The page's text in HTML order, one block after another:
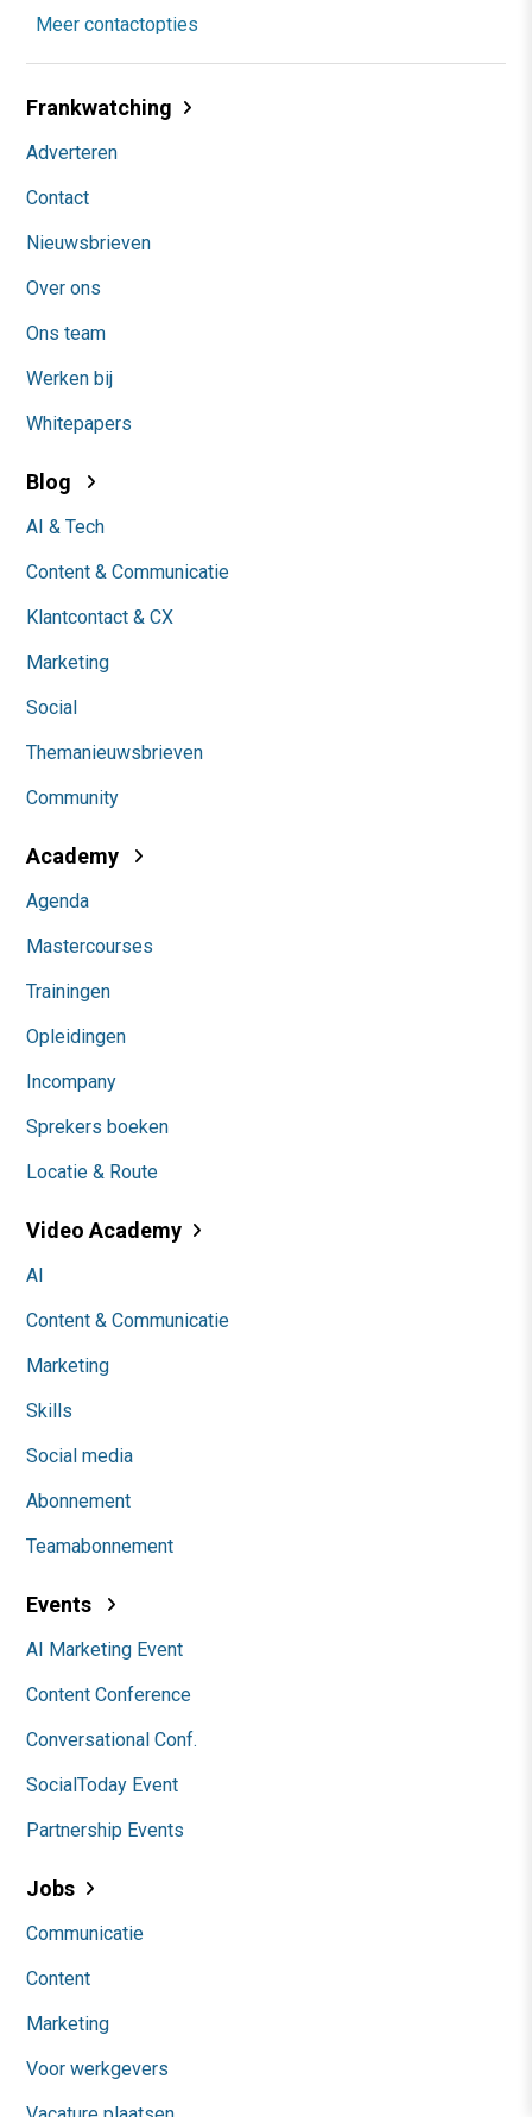
Meer contactopties
Frankwatching
Adverteren
Contact
Nieuwsbrieven
Over ons
Ons team
Werken bij
Whitepapers
Blog
AI & Tech
Content & Communicatie
Klantcontact & CX
Marketing
Social
Themanieuwsbrieven
Community
Academy
Agenda
Mastercourses
Trainingen
Opleidingen
Incompany
Sprekers boeken
Locatie & Route
Video Academy
AI
Content & Communicatie
Marketing
Skills
Social media
Abonnement
Teamabonnement
Events
AI Marketing Event
Content Conference
Conversational Conf.
SocialToday Event
Partnership Events
Jobs
Communicatie
Content
Marketing
Voor werkgevers